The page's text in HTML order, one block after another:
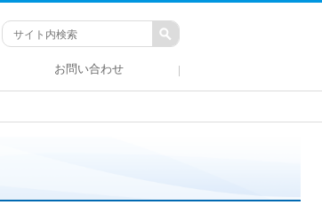
お問い合わせ